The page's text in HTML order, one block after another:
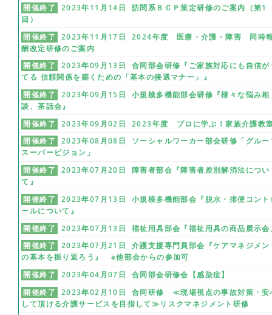
開催終了
2023年11月14日 訪問系ＢＣＰ策定研修のご案内（第1
回）
開催終了
2023年11月17日 2024年度 医療・介護・障害 同時
酬改定研修のご案内
開催終了
2023年09月13日 合同部会研修『ご家族対応にも自信が
てる 信頼関係を築くための「基本の接遇マナー」』
開催終了
2023年09月15日 小規模多機能部会研修『様々な悩み相
談、茶話会』
開催終了
2023年09月02日 2023年度 プロに学ぶ！家族介護教
開催終了
2023年08月08日 ソーシャルワーカー部会研修「グルー
スーパービジョン」
開催終了
2023年07月20日 障害者部会『障害者差別解消法につい
て』
開催終了
2023年07月13日 小規模多機能部会『脱水・排便コント
ールについて』
開催終了
2023年07月13日 福祉用具部会『福祉用具の商品展示会
開催終了
2023年07月21日 介護支援専門員部会『ケアマネジメン
の基本を振り返ろう』 ※他部会からの参加可
開催終了
2023年04月07日 合同部会研修会【感染症】
開催終了
2023年02月10日 合同研修 ≪現場視点の事故対策・安
して頂ける介護サービスを目指して≫リスクマネジメント研修